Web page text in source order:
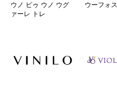
ウノ ピゥ ウノ ウグ
ァーレ トレ
ウーフォス